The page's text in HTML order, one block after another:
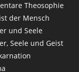
Theosophie
der Mensch
und Seele
Seele und Geist